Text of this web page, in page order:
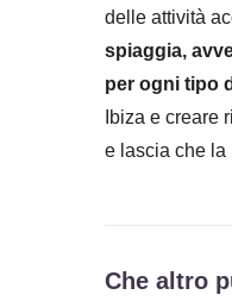
delle attività
spiaggia,
per ogni tipo
Ibiza e creare
e lascia che la
Che altro